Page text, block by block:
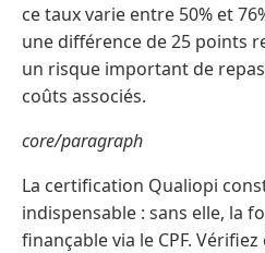
ce taux varie entre 50% et
une différence de 25 points
un risque important de
coûts associés.
core/paragraph
La certification Qualiopi
indispensable : sans elle, la
finançable via le CPF.